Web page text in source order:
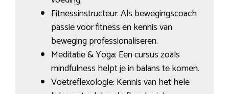
Fitnessinstructeur: Als bewegingscoach
passie voor fitness en kennis van
beweging professionaliseren.
Meditatie & Yoga: Een cursus zoals
mindfulness helpt je in balans te komen.
Voetreflexologie: Kennis van het hele